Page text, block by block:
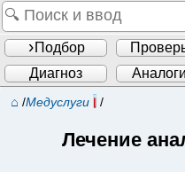
Подбор
Диагноз
Аналоги
⌂ /Медуслуги /
Лечение